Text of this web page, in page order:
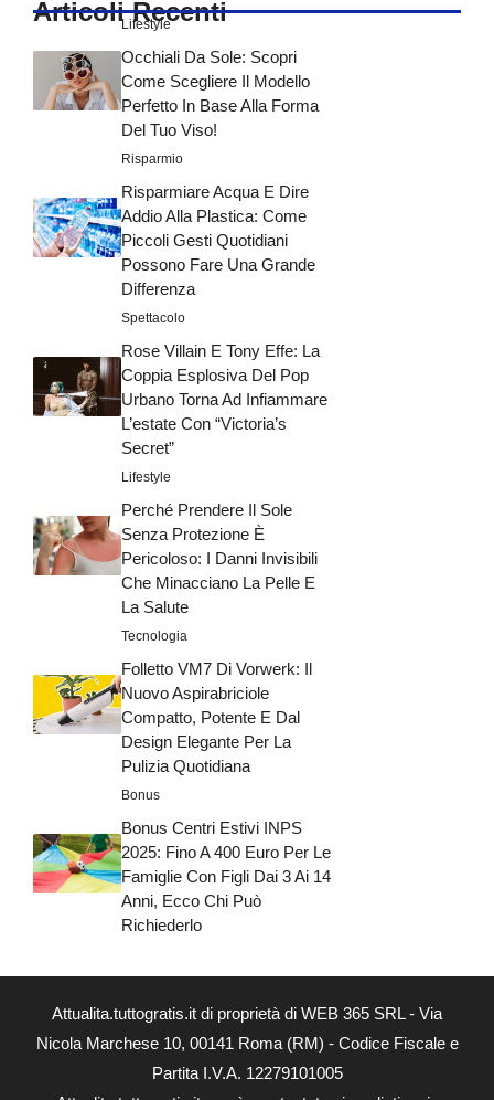
Articoli Recenti
Lifestyle
Occhiali Da Sole: Scopri
Come Scegliere Il Modello
Perfetto In Base Alla Forma
Del Tuo Viso!
Risparmio
Risparmiare Acqua E Dire
Addio Alla Plastica: Come
Piccoli Gesti Quotidiani
Possono Fare Una Grande
Differenza
Spettacolo
Rose Villain E Tony Effe: La
Coppia Esplosiva Del Pop
Urbano Torna Ad Infiammare
L’estate Con “Victoria’s
Secret”
Lifestyle
Perché Prendere Il Sole
Senza Protezione È
Pericoloso: I Danni Invisibili
Che Minacciano La Pelle E
La Salute
Tecnologia
Folletto VM7 Di Vorwerk: Il
Nuovo Aspirabriciole
Compatto, Potente E Dal
Design Elegante Per La
Pulizia Quotidiana
Bonus
Bonus Centri Estivi INPS
2025: Fino A 400 Euro Per Le
Famiglie Con Figli Dai 3 Ai 14
Anni, Ecco Chi Può
Richiederlo
Attualita.tuttogratis.it di proprietà di WEB 365 SRL - Via
Nicola Marchese 10, 00141 Roma (RM) - Codice Fiscale e
Partita I.V.A. 12279101005